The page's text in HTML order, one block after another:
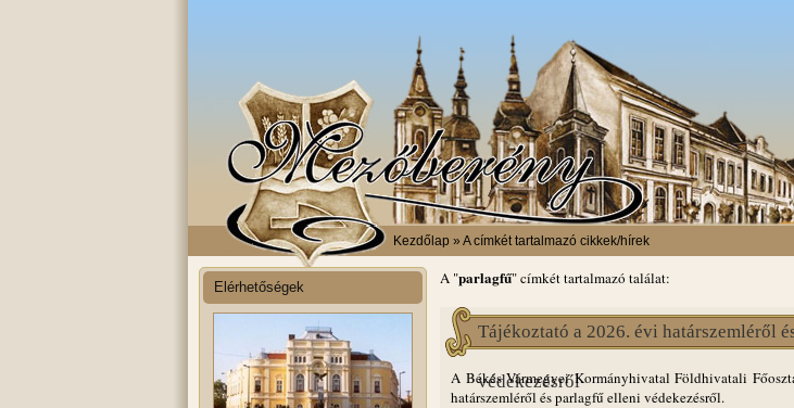
Kezdőlap » A címkét tartalmazó cikkek/hírek
Elérhetőségek A "parlagfű" címkét tartalmazó találat:
Tájékoztató a 2026. évi határszemléről
védekezésről
A Békés Vármegyei Kormányhivatal Földhivatali
határszemléről és parlagfű elleni védekezésről.